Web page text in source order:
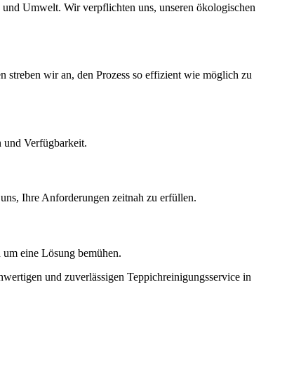
Umwelt. Wir verpflichten uns, unseren ökologischen
streben wir an, den Prozess so effizient wie möglich zu
und Verfügbarkeit.
Ihre Anforderungen zeitnah zu erfüllen.
eine Lösung bemühen.
und zuverlässigen Teppichreinigungsservice in